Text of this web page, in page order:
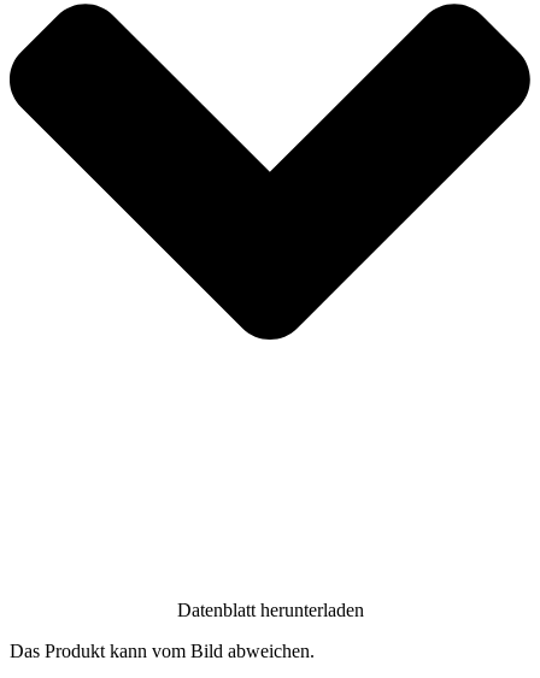
Datenblatt herunterladen
Das Produkt kann vom Bild abweichen.